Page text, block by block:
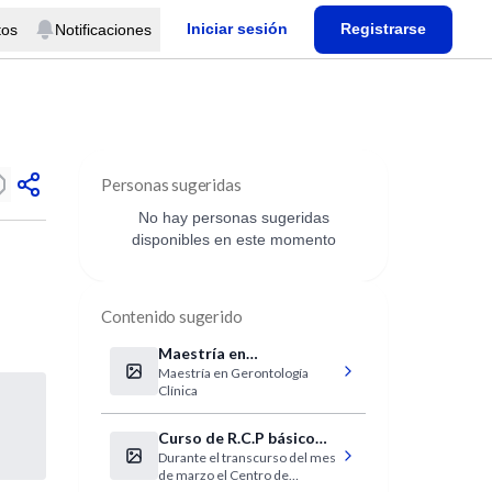
Notificaciones Iniciar sesión Registrarse
Personas sugeridas
No hay personas sugeridas
disponibles en este momento
Contenido sugerido
Maestría en
Gerontología Clínica
Maestría en Gerontología
Clínica
Curso de R.C.P básico
para profesionales NO
médicos
Durante el transcurso del mes
de marzo el Centro de